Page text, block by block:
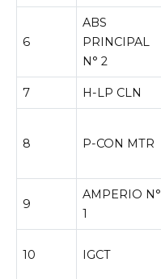
6
ABS
PRINCIPAL
N° 2
7 H-LP CLN
8 P-CON MTR
9
AMPERIO N°
1
10 IGCT